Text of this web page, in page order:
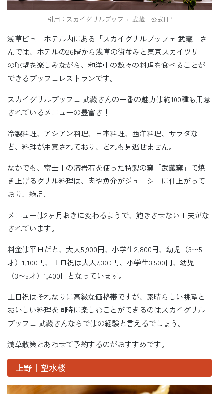
引用：スカイグリルブッフェ 武藏 公式HP
浅草ビューホテル内にある「スカイグリルブッフェ 武藏」さ
んでは、ホテルの26階から浅草の街並みと東京スカイツリー
の眺望を楽しみながら、和洋中の数々の料理を食べることが
できるブッフェレストランです。
スカイグリルブッフェ 武藏さんの一番の魅力は約100種も用意
されているメニューの豊富さ！
冷製料理、アジアン料理、日本料理、西洋料理、サラダな
ど、料理が用意されており、どれも見逃せません。
なかでも、富士山の溶岩石を使った特製の窯「武藏窯」で焼
き上げるグリル料理は、肉や魚介がジューシーに仕上がって
おり、絶品。
メニューは2ヶ月おきに変わるようで、飽きさせない工夫がな
されています。
料金は平日だと、大人5,900円、小学生2,800円、幼児（3〜5
才）1,100円、土日祝は大人7,300円、小学生3,500円、幼児
（3〜5才）1,400円となっています。
土日祝はそれなりに高級な価格帯ですが、素晴らしい眺望と
おいしい料理を同時に楽しむことができるのはスカイグリル
ブッフェ 武藏さんならではの経験と言えるでしょう。
浅草散策とあわせて予約するのがおすすめです。
上野｜望水楼